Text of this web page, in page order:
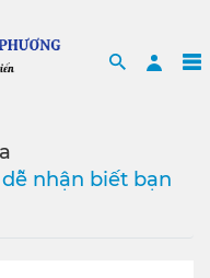
Search
nhận biết bạn